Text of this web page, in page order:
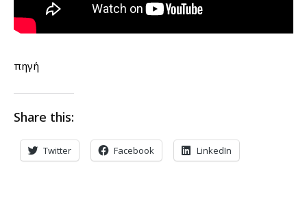
πηγή
Share this:
Twitter Facebook LinkedIn